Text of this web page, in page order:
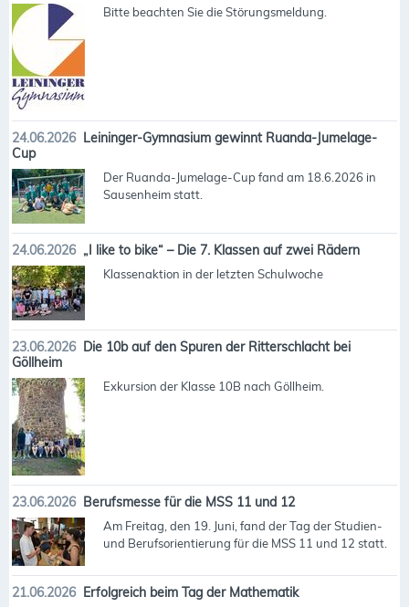
Bitte beachten Sie die Störungsmeldung.
24.06.2026 Leininger-Gymnasium gewinnt Ruanda-Jumelage-
Cup
Der Ruanda-Jumelage-Cup fand am 18.6.2026 in
Sausenheim statt.
24.06.2026 „I like to bike“ – Die 7. Klassen auf zwei Rädern
Klassenaktion in der letzten Schulwoche
23.06.2026 Die 10b auf den Spuren der Ritterschlacht bei
Göllheim
Exkursion der Klasse 10B nach Göllheim.
23.06.2026 Berufsmesse für die MSS 11 und 12
Am Freitag, den 19. Juni, fand der Tag der Studien-
und Berufsorientierung für die MSS 11 und 12 statt.
21.06.2026 Erfolgreich beim Tag der Mathematik